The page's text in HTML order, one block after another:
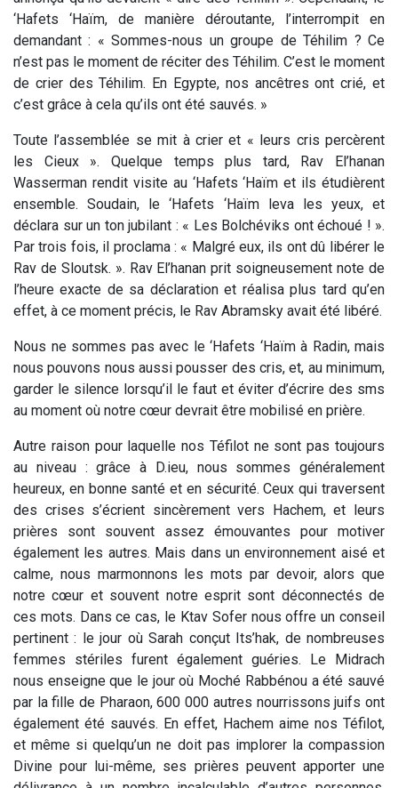
‘Hafets ‘Haïm, de manière déroutante, l’interrompit en
demandant : « Sommes-nous un groupe de Téhilim ? Ce
n’est pas le moment de réciter des Téhilim. C’est le moment
de crierdes Téhilim. En Egypte, nos ancêtres ont crié, et
c’est grâce à cela qu’ils ont été sauvés. »
Toute l’assemblée se mit à crier et « leurs cris percèrent
les Cieux ». Quelque temps plus tard, Rav El’hanan
Wasserman rendit visite au ‘Hafets ‘Haïm et ils étudièrent
ensemble. Soudain, le ‘Hafets ‘Haïm leva les yeux, et
déclara sur un ton jubilant : « Les Bolchéviks ont échoué ! ».
Par trois fois, il proclama : « Malgré eux, ils ont dû libérer le
Rav de Sloutsk. ». Rav El’hanan prit soigneusement note de
l’heure exacte de sa déclaration et réalisa plus tard qu’en
effet, à ce moment précis, le Rav Abramsky avait été libéré.
Nous ne sommes pas avec le ‘Hafets ‘Haïm à Radin, mais
nous pouvons nous aussi pousser des cris, et, au minimum,
garder le silence lorsqu’il le faut et éviter d’écrire des sms
au moment où notre cœur devrait être mobilisé en prière.
Autre raison pour laquelle nos Téfilot ne sont pas toujours
au niveau : grâce à D.ieu, nous sommes généralement
heureux, en bonne santé et en sécurité. Ceux qui traversent
des crises s’écrient sincèrement vers Hachem, et leurs
prières sont souvent assez émouvantes pour motiver
également les autres. Mais dans un environnement aisé et
calme, nous marmonnons les mots par devoir, alors que
notre cœur et souvent notre esprit sont déconnectés de
ces mots. Dans ce cas, le Ktav Sofer nous offre un conseil
pertinent : le jour où Sarah conçut Its’hak, de nombreuses
femmes stériles furent également guéries. Le Midrach
nous enseigne que le jour où Moché Rabbénou a été sauvé
par la fille de Pharaon, 600 000 autres nourrissons juifs ont
également été sauvés. En effet, Hachem aime nos Téfilot,
et même si quelqu’un ne doit pas implorer la compassion
Divine pour lui-même, ses prières peuvent apporter une